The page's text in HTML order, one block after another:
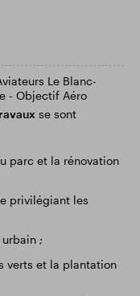
Le Blanc-
- Objectif Aéro
se sont
parc et la rénovation
privilégiant les
urbain ;
verts et la plantation